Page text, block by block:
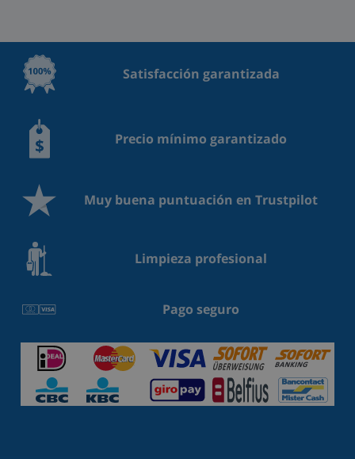
Satisfacción garantizada
Precio mínimo garantizado
Muy buena puntuación en Trustpilot
Limpieza profesional
Pago seguro